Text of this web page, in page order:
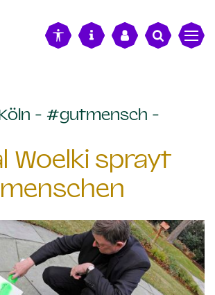
- #gutmensch -
Woelki sprayt